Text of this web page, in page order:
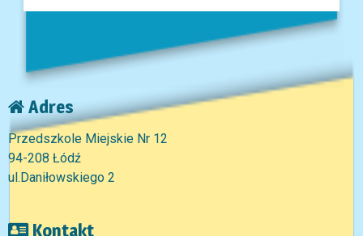
Adres
Przedszkole Miejskie Nr 12
94-208 Łódź
ul.Daniłowskiego 2
Kontakt